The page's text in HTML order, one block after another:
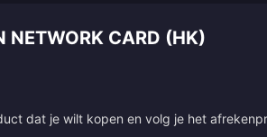
NETWORK CARD (HK)
dat je wilt kopen en volg je het